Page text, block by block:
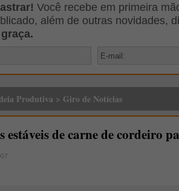
Você recebe em primeira
além de outras novidades,
Produtiva > Giro de Notícias
estáveis de carne de cordeiro